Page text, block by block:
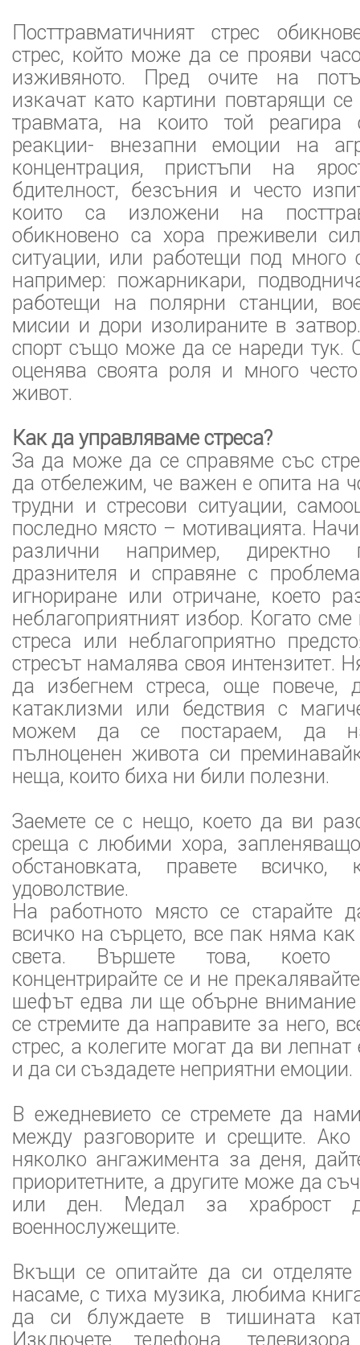
Посттравматичният стрес
стрес, който може да се прояви
изживяното. Пред очите на
изкачат като картини повтарящи
травмата, на които той реагира
реакции- внезапни емоции на
концентрация, пристъпи на
бдителност, безсъния и често
които са изложени на
обикновено са хора преживели
ситуации, или работещи под много
например: пожарникари,
работещи на полярни станции,
мисии и дори изолираните в
спорт също може да се нареди тук.
оценява своята роля и много
живот.
Как да управляваме стреса?
За да може да се справяме със
да отбележим, че важен е опита на
трудни и стресови ситуации,
последно място – мотивацията.
различни например, директно
дразнителя и справяне с
игнориране или отричане, което
неблагоприятният избор. Когато
стреса или неблагоприятно
стресът намалява своя интензитет.
да избегнем стреса, още повече,
катаклизми или бедствия с
можем да се постараем, да
пълноценен живота си
неща, които биха ни били полезни.
Заемете се с нещо, което да ви
среща с любими хора,
обстановката, правете
удоволствие.
На работното място се старайте
всичко на сърцето, все пак няма
света. Вършете това, което
концентрирайте се и не
шефът едва ли ще обърне внимание
се стремите да направите за него,
стрес, а колегите могат да ви лепнат
и да си създадете неприятни емоции.
В ежедневието се стремете да
между разговорите и срещите. Ако
няколко ангажимента за деня,
приоритетните, а другите може да
или ден. Медал за храброст
военнослужещите.
Вкъщи се опитайте да си
насаме, с тиха музика, любима
да си блуждаете в тишината
Изключете телефона,